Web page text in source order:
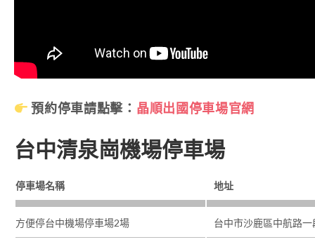
預約停車請點擊： 晶順出國停車場官網
台中清泉崗機場停車場
停車場名稱 地址
方便停台中機場停車場2場 台中市沙鹿區中航路